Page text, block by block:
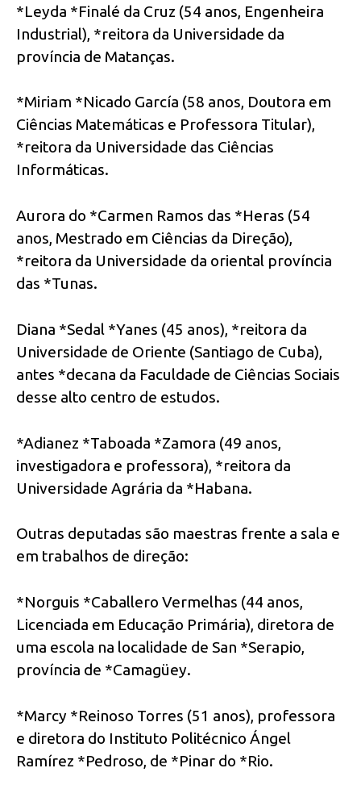
*Leyda *Finalé da Cruz (54 anos, Engenheira
Industrial), *reitora da Universidade da
província de Matanças.
*Miriam *Nicado García (58 anos, Doutora em
Ciências Matemáticas e Professora Titular),
*reitora da Universidade das Ciências
Informáticas.
Aurora do *Carmen Ramos das *Heras (54
anos, Mestrado em Ciências da Direção),
*reitora da Universidade da oriental província
das *Tunas.
Diana *Sedal *Yanes (45 anos), *reitora da
Universidade de Oriente (Santiago de Cuba),
antes *decana da Faculdade de Ciências Sociais
desse alto centro de estudos.
*Adianez *Taboada *Zamora (49 anos,
investigadora e professora), *reitora da
Universidade Agrária da *Habana.
Outras deputadas são maestras frente a sala e
em trabalhos de direção:
*Norguis *Caballero Vermelhas (44 anos,
Licenciada em Educação Primária), diretora de
uma escola na localidade de San *Serapio,
província de *Camagüey.
*Marcy *Reinoso Torres (51 anos), professora
e diretora do Instituto Politécnico Ángel
Ramírez *Pedroso, de *Pinar do *Rio.